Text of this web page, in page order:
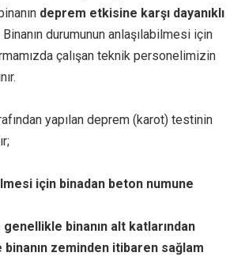
deprem etkisine karşı dayanıklı
Binanın durumunun anlaşılabilmesi için
çalışan teknik personelimizin
yapılan deprem (karot) testinin
için binadan beton numune
binanın alt katlarından
binanın zeminden itibaren sağlam